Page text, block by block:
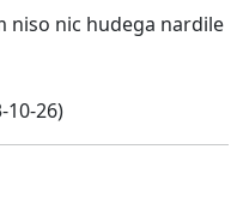
niso nic hudega nardile
10-26)